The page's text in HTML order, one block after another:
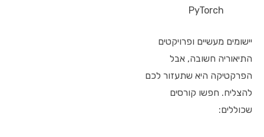
PyTorch
יישומים מעשיים ופרויקטים
התיאוריה חשובה, אבל
הפרקטיקה היא שתעזור לכם
להצליח. חפשו קורסים
שכוללים: